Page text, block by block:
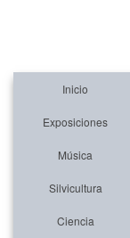
Inicio
Exposiciones
Música
Silvicultura
Ciencia